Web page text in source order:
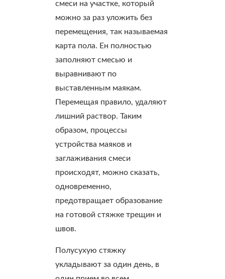
смеси на участке, который
можно за раз уложить без
перемещения, так называемая
карта пола. Ен полностью
заполняют смесью и
выравнивают по
выставленным маякам.
Перемещая правило, удаляют
лишний раствор. Таким
образом, процессы
устройства маяков и
заглаживания смеси
происходят, можно сказать,
одновременно,
предотвращает образование
на готовой стяжке трещин и
швов.
Полусухую стяжку
укладывают за один день, в